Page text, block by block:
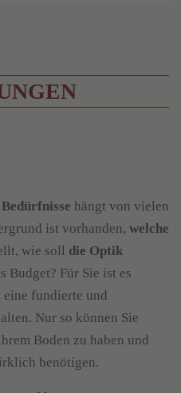
Bedürfnisse hängt von vielen
ist vorhanden, welche
wie soll die Optik
Budget? Für Sie ist es
eine fundierte und
Nur so können Sie
Boden zu haben und
benötigen.